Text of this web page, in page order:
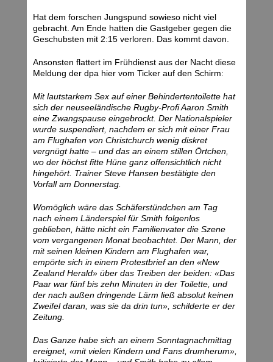
Hat dem forschen Jungspund sowieso nicht viel
gebracht. Am Ende hatten die Gastgeber gegen die
Geschubsten mit 2:15 verloren. Das kommt davon.
Ansonsten flattert im Frühdienst aus der Nacht diese
Meldung der dpa hier vom Ticker auf den Schirm:
Mit lautstarkem Sex auf einer Behindertentoilette hat
sich der neuseeländische Rugby-Profi Aaron Smith
eine Zwangspause eingebrockt. Der Nationalspieler
wurde suspendiert, nachdem er sich mit einer Frau
am Flughafen von Christchurch wenig diskret
vergnügt hatte – und das an einem stillen Örtchen,
wo der höchst fitte Hüne ganz offensichtlich nicht
hingehört. Trainer Steve Hansen bestätigte den
Vorfall am Donnerstag.
Womöglich wäre das Schäferstündchen am Tag
nach einem Länderspiel für Smith folgenlos
geblieben, hätte nicht ein Familienvater die Szene
vom vergangenen Monat beobachtet. Der Mann, der
mit seinen kleinen Kindern am Flughafen war,
empörte sich in einem Protestbrief an den «New
Zealand Herald» über das Treiben der beiden: «Das
Paar war fünf bis zehn Minuten in der Toilette, und
der nach außen dringende Lärm ließ absolut keinen
Zweifel daran, was sie da drin tun», schilderte er der
Zeitung.
Das Ganze habe sich an einem Sonntagnachmittag
ereignet, «mit vielen Kindern und Fans drumherum»,